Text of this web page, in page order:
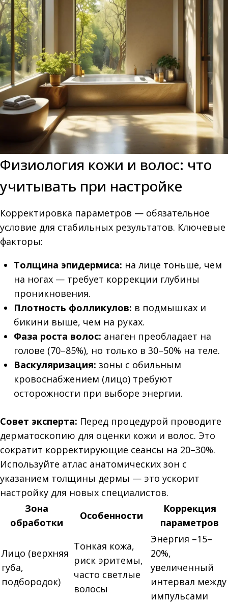
Физиология кожи и волос: что
учитывать при настройке
Корректировка параметров — обязательное
условие для стабильных результатов. Ключевые
факторы:
Толщина эпидермиса: на лице тоньше, чем
на ногах — требует коррекции глубины
проникновения.
Плотность фолликулов: в подмышках и
бикини выше, чем на руках.
Фаза роста волос: анаген преобладает на
голове (70–85%), но только в 30–50% на теле.
Васкуляризация: зоны с обильным
кровоснабжением (лицо) требуют
осторожности при выборе энергии.
Совет эксперта: Перед процедурой проводите
дерматоскопию для оценки кожи и волос. Это
сократит корректирующие сеансы на 20–30%.
Используйте атлас анатомических зон с
указанием толщины дермы — это ускорит
настройку для новых специалистов.
Зона
обработки
Особенности
Коррекция
параметров
Лицо (верхняя
губа,
подбородок)
Тонкая кожа,
риск эритемы,
часто светлые
волосы
Энергия –15–
20%,
увеличенный
интервал между
импульсами